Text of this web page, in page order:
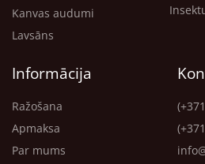
Kanvas audumi
Lavsāns
Informācija
Ražošana
Apmaksa
Par mums